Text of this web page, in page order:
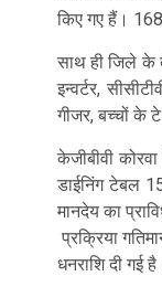
किए गए हैं। 168
साथ ही जिले के
इन्वर्टर,
गीजर, बच्चों के
केजीबीवी
डाईनिंग टेबल
मानदेय का
प्रक्रिया
धनराशि दी गई